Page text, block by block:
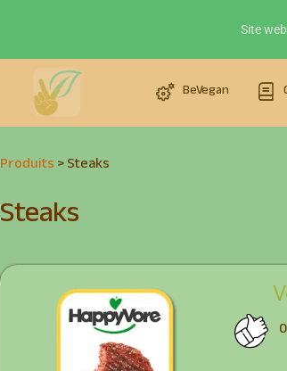
BeVegan
Produits>Steaks
Steaks
0
Site